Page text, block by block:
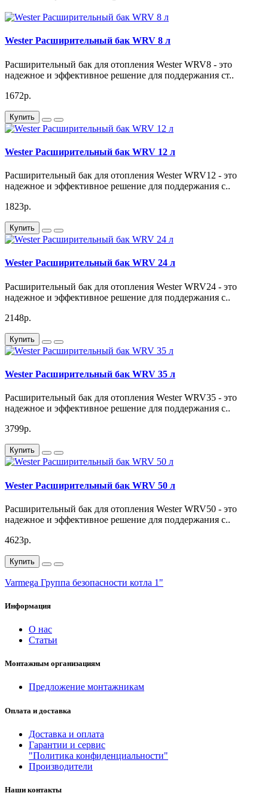
Технические характеристики
Характеристика
Значение
Модель
1"
Тип
Группа безопасности
Диаметр подключения
Максимальная
температура
Согласно спецификации
Группа безопасности Varmega состоит из нескольких
элементов, которые работают вместе для обеспечения
надёжной защиты системы отопления. Она включает в себя
предохранительный клапан, который автоматически
сбрасывает избыточное давление, а также воздухоотводчик,
который удаляет воздух из системы.
Гарантия качества
Мы гарантируем высокое качество группы безопасности
Varmega и её соответствие всем требованиям безопасности.
Приобретая это устройство, вы можете быть уверены в
надёжной защите вашей системы отопления.
Артикул VM16201
Wester Расширительный бак WRV 8 л
Расширительный бак для отопления Wester WRV8 - это
надежное и эффективное решение для поддержания ст..
1672р.
Купить
Wester Расширительный бак WRV 12 л
Расширительный бак для отопления Wester WRV12 - это
надежное и эффективное решение для поддержания с..
1823р.
Купить
Wester Расширительный бак WRV 24 л
Расширительный бак для отопления Wester WRV24 - это
надежное и эффективное решение для поддержания с..
2148р.
Купить
Wester Расширительный бак WRV 35 л
Расширительный бак для отопления Wester WRV35 - это
надежное и эффективное решение для поддержания с..
3799р.
Купить
Wester Расширительный бак WRV 50 л
Расширительный бак для отопления Wester WRV50 - это
надежное и эффективное решение для поддержания с..
4623р.
Купить
Varmega Группа безопасности котла 1"
Информация
О нас
Статьи
Монтажным организациям
Предложение монтажникам
Оплата и доставка
Доставка и оплата
Гарантии и сервис
"Политика конфиденциальности"
Производители
Наши контакты